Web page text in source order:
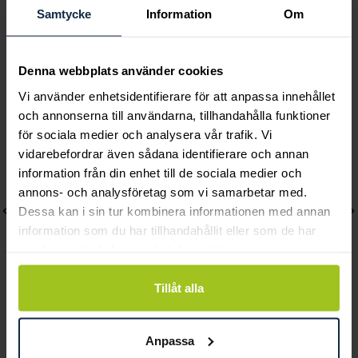
Samtycke Information Om
Denna webbplats använder cookies
Vi använder enhetsidentifierare för att anpassa innehållet
och annonserna till användarna, tillhandahålla funktioner
för sociala medier och analysera vår trafik. Vi
vidarebefordrar även sådana identifierare och annan
information från din enhet till de sociala medier och
annons- och analysföretag som vi samarbetar med.
Dessa kan i sin tur kombinera informationen med annan
information som du har tillhandahållit eller som de har
Tillåt alla
Anpassa
Andra köpte också
Ava Jewels
Pixie Blå Topas påhänge
Classic
Sigrid 0,09 ct